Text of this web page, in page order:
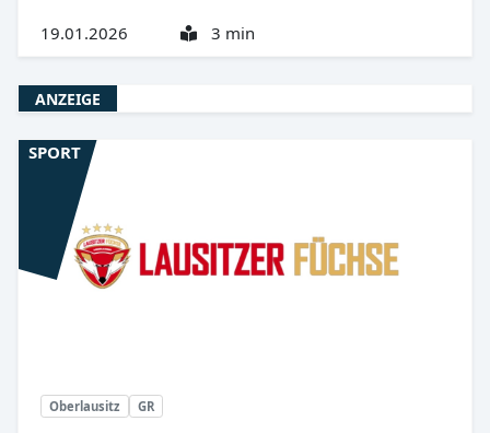
19.01.2026 3 min
ANZEIGE
Oberlausitz GR
SPORT